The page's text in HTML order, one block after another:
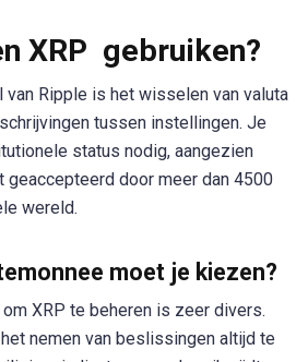
XRP gebruiken?
Ripple is het wisselen van valuta
tussen instellingen. Je
status nodig, aangezien
geaccepteerd door meer dan 4500
wereld.
moet je kiezen?
XRP te beheren is zeer divers.
nemen van beslissingen altijd te